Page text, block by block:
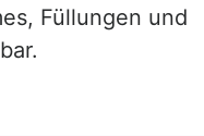
Füllungen und